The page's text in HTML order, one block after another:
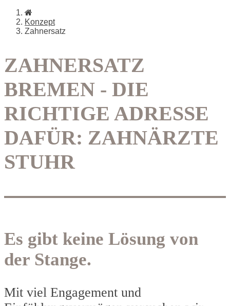
Konzept
Zahnersatz
ZAHNERSATZ
BREMEN - DIE
RICHTIGE ADRESSE
DAFÜR: ZAHNÄRZTE
STUHR
Es gibt keine Lösung von
der Stange.
Mit viel Engagement und